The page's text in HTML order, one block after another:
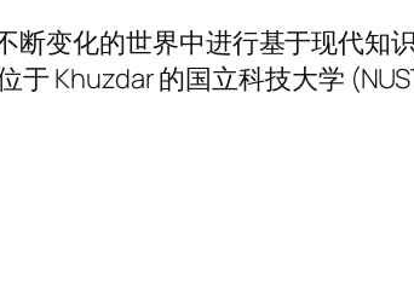
变化的世界中进行基于现代知
Khuzdar 的国立科技大学